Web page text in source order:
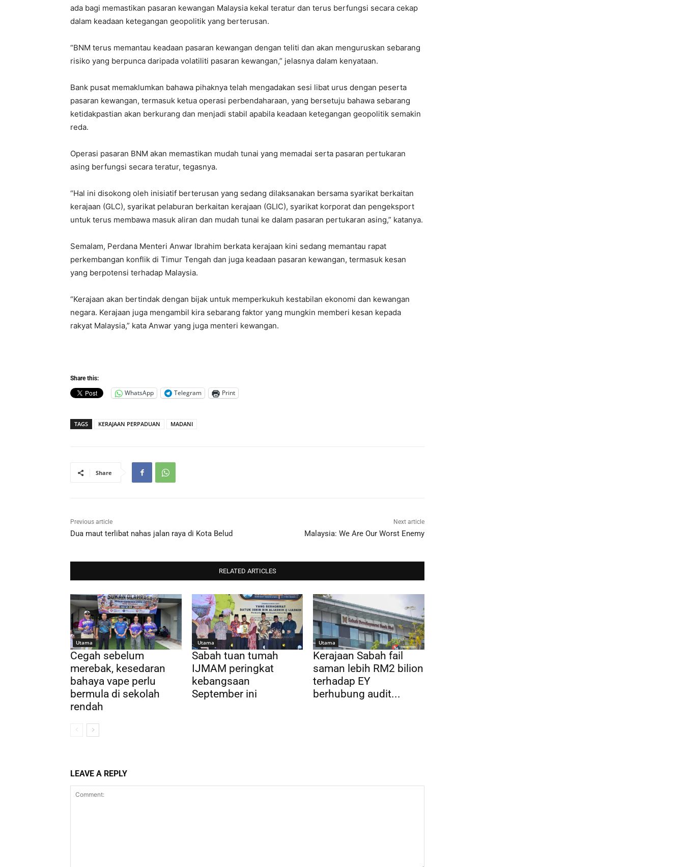
ada bagi memastikan pasaran kewangan Malaysia kekal teratur dan terus berfungsi secara cekap
dalam keadaan ketegangan geopolitik yang berterusan.
“BNM terus memantau keadaan pasaran kewangan dengan teliti dan akan menguruskan sebarang
risiko yang berpunca daripada volatiliti pasaran kewangan,” jelasnya dalam kenyataan.
Bank pusat memaklumkan bahawa pihaknya telah mengadakan sesi libat urus dengan peserta
pasaran kewangan, termasuk ketua operasi perbendaharaan, yang bersetuju bahawa sebarang
ketidakpastian akan berkurang dan menjadi stabil apabila keadaan ketegangan geopolitik semakin
reda.
Operasi pasaran BNM akan memastikan mudah tunai yang memadai serta pasaran pertukaran
asing berfungsi secara teratur, tegasnya.
“Hal ini disokong oleh inisiatif berterusan yang sedang dilaksanakan bersama syarikat berkaitan
kerajaan (GLC), syarikat pelaburan berkaitan kerajaan (GLIC), syarikat korporat dan pengeksport
untuk terus membawa masuk aliran dan mudah tunai ke dalam pasaran pertukaran asing,” katanya.
Semalam, Perdana Menteri Anwar Ibrahim berkata kerajaan kini sedang memantau rapat
perkembangan konflik di Timur Tengah dan juga keadaan pasaran kewangan, termasuk kesan
yang berpotensi terhadap Malaysia.
“Kerajaan akan bertindak dengan bijak untuk memperkukuh kestabilan ekonomi dan kewangan
negara. Kerajaan juga mengambil kira sebarang faktor yang mungkin memberi kesan kepada
rakyat Malaysia,” kata Anwar yang juga menteri kewangan.
Share this:
WhatsApp Telegram Print
TAGS KERAJAAN PERPADUAN MADANI
Share
Previous article
Dua maut terlibat nahas jalan raya di Kota Belud
Next article
Malaysia: We Are Our Worst Enemy
RELATED ARTICLES
Utama
Cegah sebelum
merebak, kesedaran
bahaya vape perlu
bermula di sekolah
rendah
Utama
Sabah tuan tumah
IJMAM peringkat
kebangsaan
September ini
Utama
Kerajaan Sabah fail
saman lebih RM2 bilion
terhadap EY
berhubung audit...
LEAVE A REPLY